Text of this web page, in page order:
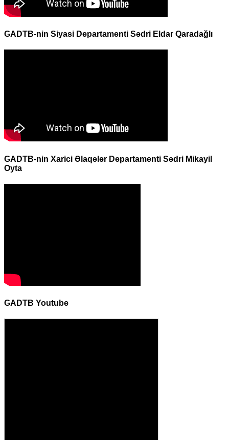
GADTB-nin Siyasi Departamenti Sədri Eldar Qaradağlı
GADTB-nin Xarici Əlaqələr Departamenti Sədri Mikayil
Oyta
GADTB Youtube